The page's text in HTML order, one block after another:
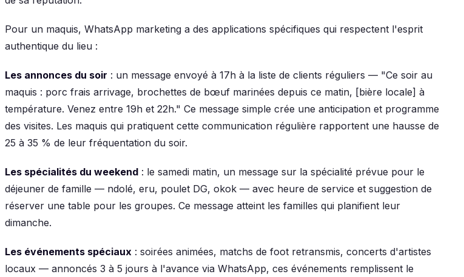
Pour un maquis, WhatsApp marketing a des applications spécifiques qui respectent l'esprit
authentique du lieu :
Les annonces du soir : un message envoyé à 17h à la liste de clients réguliers — "Ce soir au
maquis : porc frais arrivage, brochettes de bœuf marinées depuis ce matin, [bière locale] à
température. Venez entre 19h et 22h." Ce message simple crée une anticipation et programme
des visites. Les maquis qui pratiquent cette communication régulière rapportent une hausse de
25 à 35 % de leur fréquentation du soir.
Les spécialités du weekend : le samedi matin, un message sur la spécialité prévue pour le
déjeuner de famille — ndolé, eru, poulet DG, okok — avec heure de service et suggestion de
réserver une table pour les groupes. Ce message atteint les familles qui planifient leur
dimanche.
Les événements spéciaux : soirées animées, matchs de foot retransmis, concerts d'artistes
locaux — annoncés 3 à 5 jours à l'avance via WhatsApp, ces événements remplissent le